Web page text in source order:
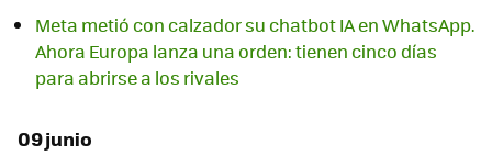
Meta metió con calzador su chatbot IA en WhatsApp.
Ahora Europa lanza una orden: tienen cinco días
para abrirse a los rivales
09 junio